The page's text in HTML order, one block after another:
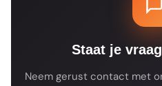
je bestelling altijd
verwachte
Staat je
Neem gerust contact met